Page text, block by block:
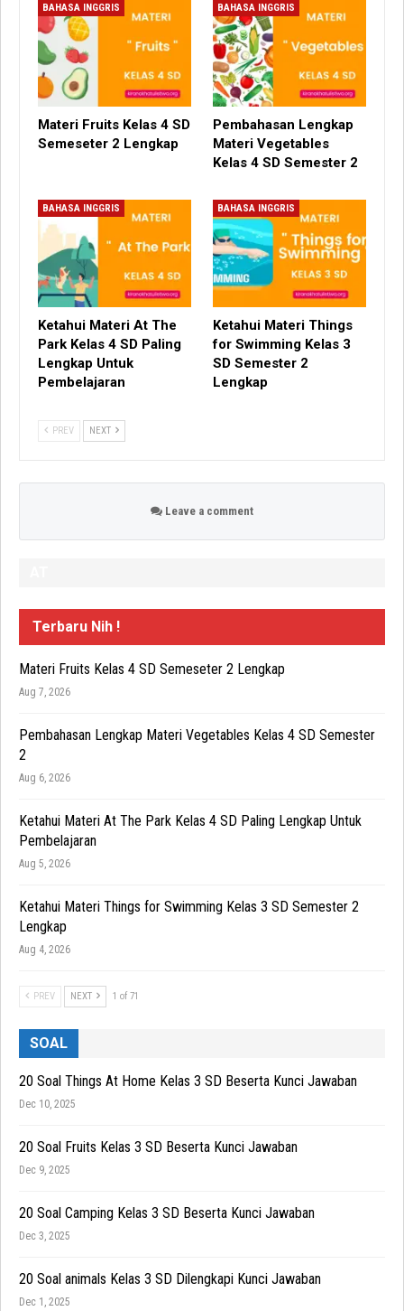
BAHASA INGGRIS
Materi Fruits Kelas 4 SD
Semeseter 2 Lengkap
BAHASA INGGRIS
Pembahasan Lengkap
Materi Vegetables
Kelas 4 SD Semester 2
BAHASA INGGRIS
Ketahui Materi At The
Park Kelas 4 SD Paling
Lengkap Untuk
Pembelajaran
BAHASA INGGRIS
Ketahui Materi Things
for Swimming Kelas 3
SD Semester 2
Lengkap
PREV NEXT
Leave a comment
Terbaru Nih !
Materi Fruits Kelas 4 SD Semeseter 2 Lengkap
Aug 7, 2026
Pembahasan Lengkap Materi Vegetables Kelas 4 SD Semester
2
Aug 6, 2026
Ketahui Materi At The Park Kelas 4 SD Paling Lengkap Untuk
Pembelajaran
Aug 5, 2026
Ketahui Materi Things for Swimming Kelas 3 SD Semester 2
Lengkap
Aug 4, 2026
PREV NEXT 1 of 71
SOAL
20 Soal Things At Home Kelas 3 SD Beserta Kunci Jawaban
Dec 10, 2025
20 Soal Fruits Kelas 3 SD Beserta Kunci Jawaban
Dec 9, 2025
20 Soal Camping Kelas 3 SD Beserta Kunci Jawaban
Dec 3, 2025
20 Soal animals Kelas 3 SD Dilengkapi Kunci Jawaban
Dec 1, 2025